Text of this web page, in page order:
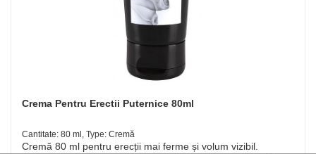
Crema Pentru Erectii Puternice 80ml
Cantitate: 80 ml, Type: Cremă
Cremă 80 ml pentru erecții mai ferme și volum vizibil.